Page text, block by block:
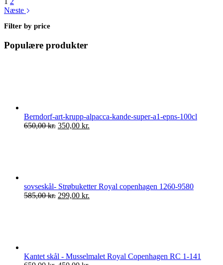
Næste
Filter by price
Populære produkter
Berndorf-art-krupp-alpacca-kande-super-a1-epns-100cl
650,00kr. Den
350,00 kr.
sovseskål- Strøbuketter Royal copenhagen 1260-9580
585,00kr. Den
299,00 kr.
Kantet skål - Musselmalet Royal Copenhagen RC 1-141